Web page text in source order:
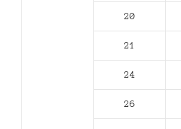
20
21
24
26